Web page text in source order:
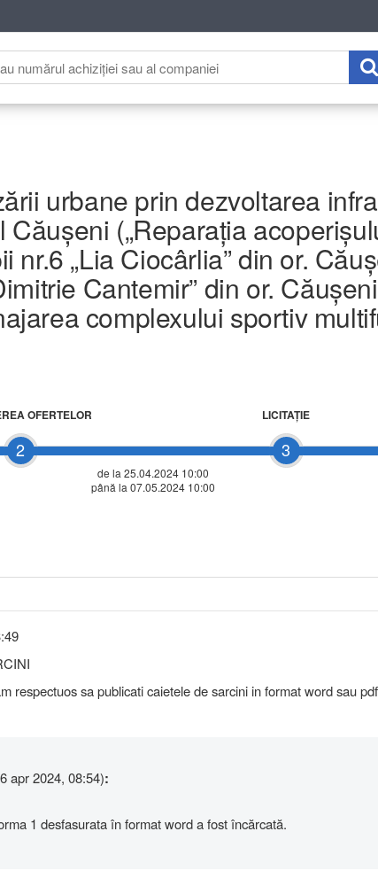
urbane prin dezvoltarea
(„Reparația
nr.6 „Lia Ciocârlia” din or.
Cantemir” din or.
complexului sportiv
2
OFERTELOR
de la 25.04.2024 10:00
până la 07.05.2024 10:00
3
LICITAŢIE
respectuos sa publicati caietele de sarcini in format word sau
apr 2024, 08:54):
1 desfasurata în format word a fost încărcată.